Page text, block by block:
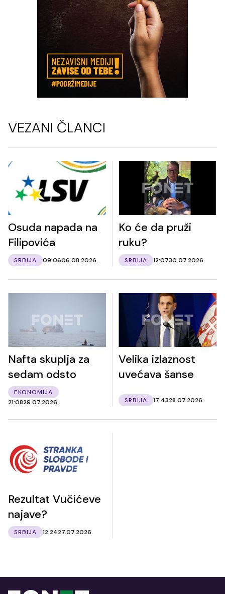
VEZANI ČLANCI
Osuda napada na
Filipovića
SRBIJA 09:0606.08.2026.
Ko će da pruži
ruku?
SRBIJA 12:0730.07.2026.
Nafta skuplja za
sedam odsto
EKONOMIJA
21:0829.07.2026.
Velika izlaznost
uvećava šanse
SRBIJA 17:4328.07.2026.
Rezultat Vučićeve
najave?
SRBIJA 12:2427.07.2026.